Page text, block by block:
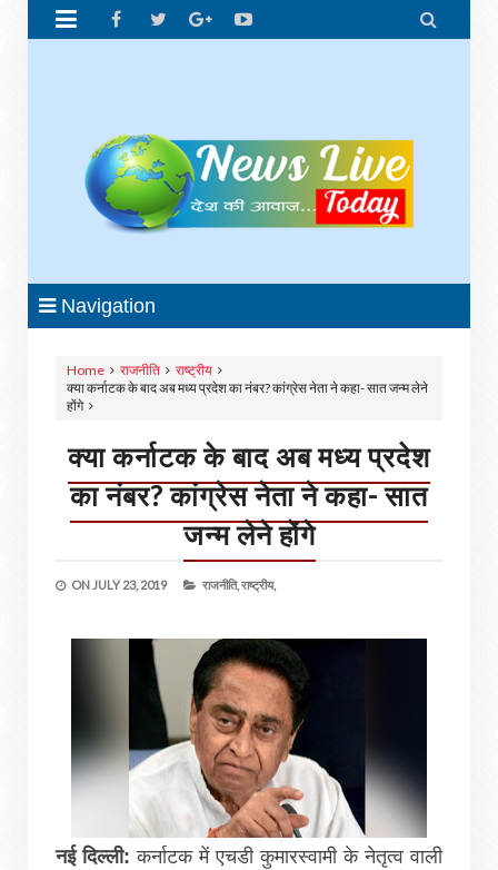
 
Navigation
Home राजनीति
राष्ट्रीय
क्या कर्नाटक के बाद अब मध्य प्रदेश का नंबर? कांग्रेस नेता ने कहा- सात जन्म लेने
होंगे
क्या कर्नाटक के बाद अब मध्य प्रदेश
का नंबर? कांग्रेस नेता ने कहा- सात
जन्म लेने होंगे
ON JULY 23, 2019 राजनीति,राष्ट्रीय,
नई दिल्ली:कर्नाटक में एचडी कुमारस्वामी के नेतृत्व वाली